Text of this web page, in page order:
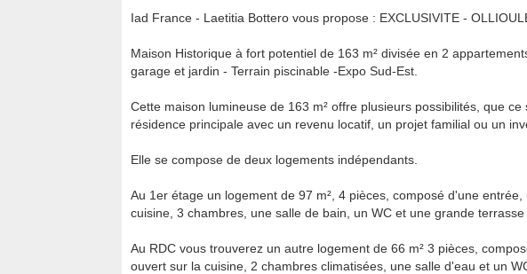
Iad France - Laetitia Bottero vous propose : EXCLUSIVITE -
Maison Historique à fort potentiel de 163 m² divisée en 2
garage et jardin - Terrain piscinable -Expo Sud-Est.
Cette maison lumineuse de 163 m² offre plusieurs possibilités, que ce
résidence principale avec un revenu locatif, un projet familial ou un
Elle se compose de deux logements indépendants.
Au 1er étage un logement de 97 m², 4 pièces, composé d'une entrée,
cuisine, 3 chambres, une salle de bain, un WC et une grande terrasse
Au RDC vous trouverez un autre logement de 66 m² 3 pièces,
ouvert sur la cuisine, 2 chambres climatisées, une salle d'eau et un